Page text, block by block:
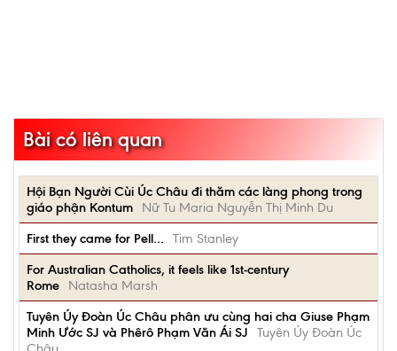
Bài có liên quan
Hội Bạn Người Cùi Úc Châu đi thăm các làng phong trong
giáo phận Kontum
Nữ Tu Maria Nguyễn Thị Minh Du
First they came for Pell…
Tim Stanley
For Australian Catholics, it feels like 1st-century
Rome
Natasha Marsh
Tuyên Úy Đoàn Úc Châu phân ưu cùng hai cha Giuse Phạm
Minh Ước SJ và Phêrô Phạm Văn Ái SJ
Tuyên Úy Đoàn Úc